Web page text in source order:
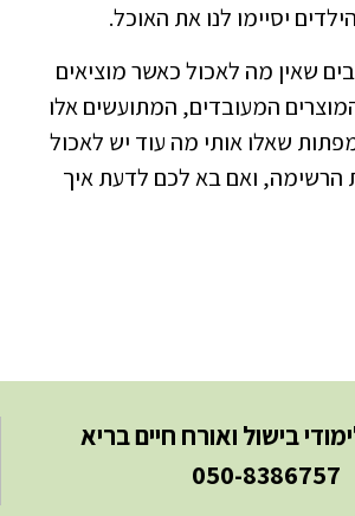
יסיימו לנו את האוכל.
שאין מה לאכול כאשר מוציאים
המעובדים, המתועשים אלו
שאלו אותי מה עוד יש לאכול
הרשימה, ואם בא לכם לדעת איך
בישול ואורח חיים בריא
050-8386757